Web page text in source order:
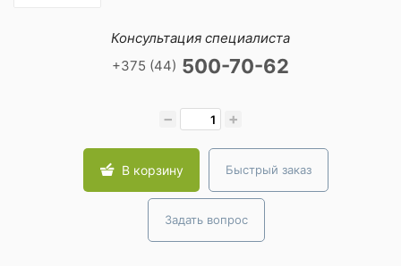
Консультация специалиста
+375 (44) 500-70-62
− +
В корзину Быстрый заказ
Задать вопрос